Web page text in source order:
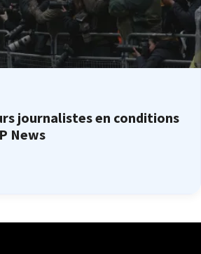
journalistes en conditions
News